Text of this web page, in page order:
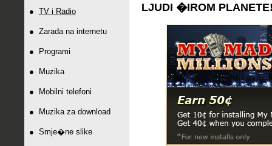
● TV i Radio
● Zarada na internetu
● Programi
● Muzika
● Mobilni telefoni
● Muzika za download
● Smje�ne slike
LJUDI �IROM